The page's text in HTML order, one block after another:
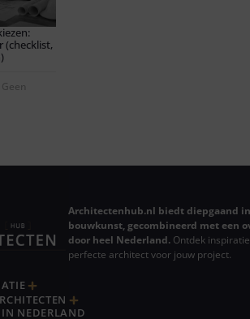
(checklist,
Geen
Architectenhub.nl biedt diepgaand
bouwkunst, gecombineerd met een
door heel Nederland. Ontdek
perfecte architect voor jouw project.
IN NEDERLAND